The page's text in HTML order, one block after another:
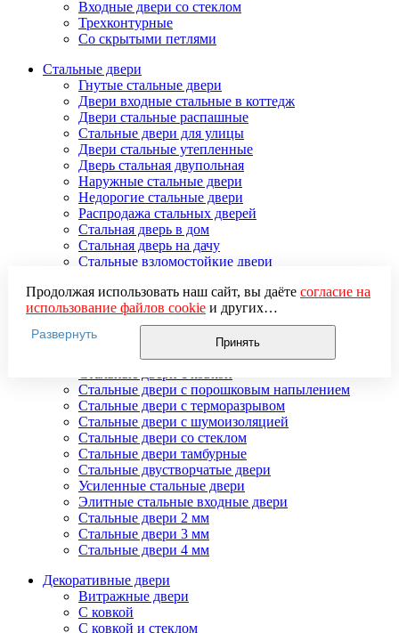
Входные двери со стеклом
Трехконтурные
Со скрытыми петлями
Стальные двери
Гнутые стальные двери
Двери входные стальные в коттедж
Двери стальные распашные
Стальные двери для улицы
Двери стальные утепленные
Дверь стальная двупольная
Наружные стальные двери
Недорогие стальные двери
Распродажа стальных дверей
Стальная дверь в дом
Стальная дверь на дачу
Стальные взломостойкие двери
Стальные двери в подъезд
Стальные двери внутреннего открывания
Стальные двери массив
Стальные двери мдф
Стальные двери с зеркалом
Стальные двери с порошковым напылением
Стальные двери с терморазрывом
Стальные двери с шумоизоляцией
Стальные двери со стеклом
Стальные двери тамбурные
Стальные двустворчатые двери
Усиленные стальные двери
Элитные стальные входные двери
Стальные двери 2 мм
Стальные двери 3 мм
Стальные двери 4 мм
Декоративные двери
Витражные двери
С ковкой
С ковкой и стеклом
Продолжая использовать наш сайт, вы даёте согласие на
использование файлов cookieи других
пользовательских данных (включая IP-адрес, сведения о
местоположении, устройстве, действиях на сайте и т. п.)
для функционирования сайта, проведения
использования систем аналитики (например,
Яндекс.Метрика), в соответствии с нашей
обработки персональных данных.
Если вы не хотите, чтобы ваши данные обрабатывались,
настройте ограничения в браузере или покиньте сайт.
Развернуть
Принять